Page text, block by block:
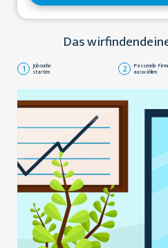
Das
1 Jobsuche
starten 2 Passende
auswählen